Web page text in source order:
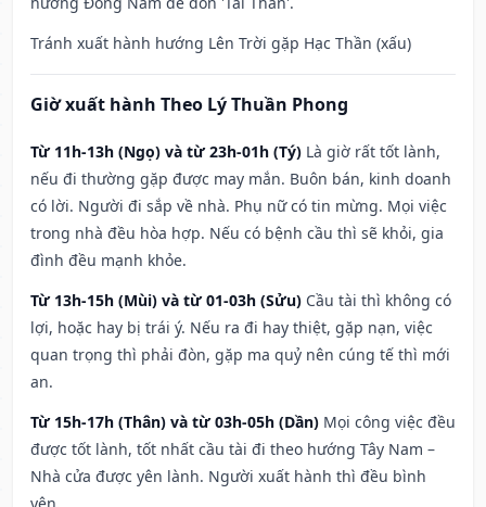
Tránh xuất hành hướng Lên Trời gặp Hạc Thần (xấu)
Giờ xuất hành Theo Lý Thuần Phong
Từ 11h-13h (Ngọ) và từ 23h-01h (Tý) Là giờ rất tốt lành,
nếu đi thường gặp được may mắn. Buôn bán, kinh doanh
có lời. Người đi sắp về nhà. Phụ nữ có tin mừng. Mọi việc
trong nhà đều hòa hợp. Nếu có bệnh cầu thì sẽ khỏi, gia
đình đều mạnh khỏe.
Từ 13h-15h (Mùi) và từ 01-03h (Sửu) Cầu tài thì không có
lợi, hoặc hay bị trái ý. Nếu ra đi hay thiệt, gặp nạn, việc
quan trọng thì phải đòn, gặp ma quỷ nên cúng tế thì mới
an.
Từ 15h-17h (Thân) và từ 03h-05h (Dần) Mọi công việc đều
được tốt lành, tốt nhất cầu tài đi theo hướng Tây Nam –
Nhà cửa được yên lành. Người xuất hành thì đều bình